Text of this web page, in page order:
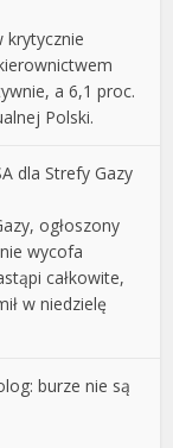
krytycznie
a 6,1 proc.
Polski.
dla Strefy Gazy
ogłoszony
wycofa
całkowite,
w niedzielę
burze nie są